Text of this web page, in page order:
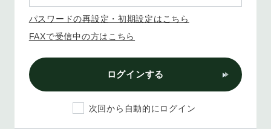
パスワードの再設定・初期設定はこちら
FAXで受信中の方はこちら
ログインする
次回から自動的にログイン